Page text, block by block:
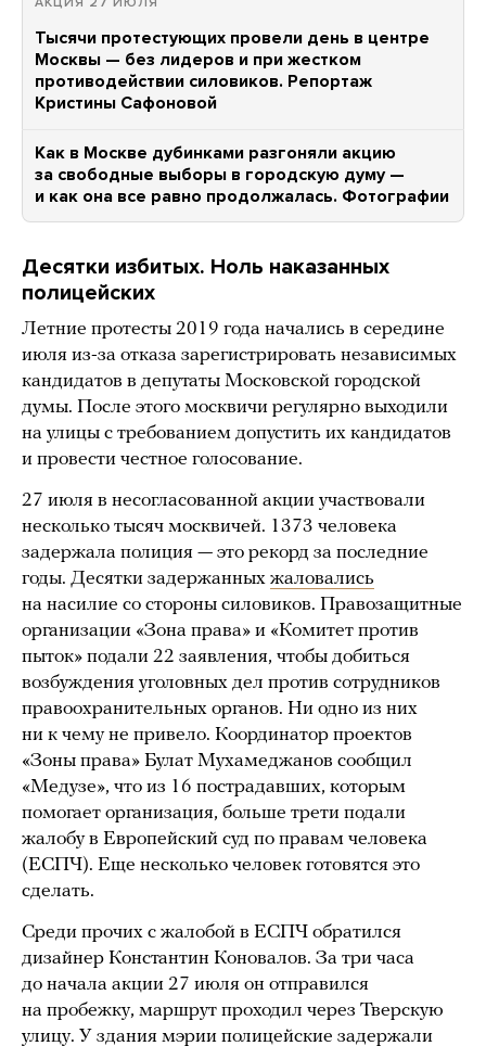
Тысячи протестующих провели день в центре
Москвы — без лидеров и при жестком
противодействии силовиков. Репортаж
Кристины Сафоновой
Как в Москве дубинками разгоняли акцию
за свободные выборы в городскую думу —
и как она все равно продолжалась. Фотографии
Десятки избитых. Ноль наказанных
полицейских
Летние протесты 2019 года начались в середине
июля из-за отказа зарегистрировать независимых
кандидатов в депутаты Московской городской
думы. После этого москвичи регулярно выходили
на улицы с требованием допустить их кандидатов
и провести честное голосование.
27 июля в несогласованной акции участвовали
несколько тысяч москвичей. 1373 человека
задержала полиция — это рекорд за последние
годы. Десятки задержанных жаловались
на насилие со стороны силовиков. Правозащитные
организации «Зона права» и «Комитет против
пыток» подали 22 заявления, чтобы добиться
возбуждения уголовных дел против сотрудников
правоохранительных органов. Ни одно из них
ни к чему не привело. Координатор проектов
«Зоны права» Булат Мухамеджанов сообщил
«Медузе», что из 16 пострадавших, которым
помогает организация, больше трети подали
жалобу в Европейский суд по правам человека
(ЕСПЧ). Еще несколько человек готовятся это
сделать.
Среди прочих с жалобой в ЕСПЧ обратился
дизайнер Константин Коновалов. За три часа
до начала акции 27 июля он отправился
на пробежку, маршрут проходил через Тверскую
улицу. У здания мэрии полицейские задержали